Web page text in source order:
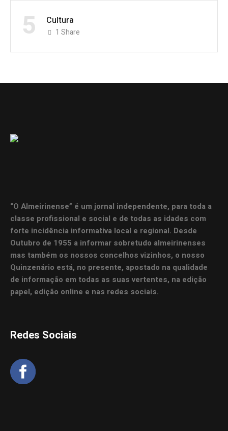
5 Cultura
1 Share
“O Almeirinense” é um jornal independente, para toda a
classe profissional e social e de todas as idades com
forte incidência informativa local e regional. Desde
Outubro de 1955 a informar sobretudo almeirinenses
mas também os nossos concelhos vizinhos, o nosso
Quinzenário está, no presente, apostado na qualidade
de informação em todas as suas vertentes, na edição
papel, edição online e nas redes sociais.
Redes Sociais